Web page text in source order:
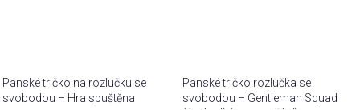
Pánské tričko na rozlučku se
svobodou – Hra spuštěna
Pánské tričko rozlučka se
svobodou – Gentleman Squad